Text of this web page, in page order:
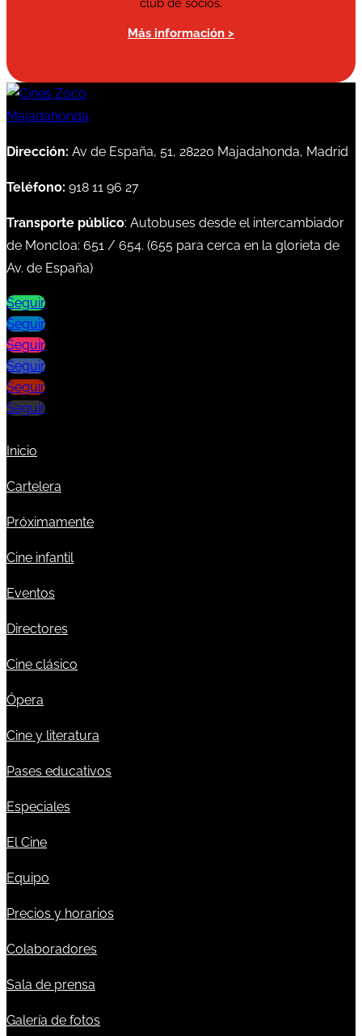
club de socios.
Más información >
Dirección: Av de España, 51, 28220 Majadahonda, Madrid
Teléfono: 918 11 96 27
Transporte público: Autobuses desde el intercambiador
de Moncloa: 651 / 654. (655 para cerca en la glorieta de
Av. de España)
Seguir
Seguir
Seguir
Seguir
Seguir
Seguir
Inicio
Cartelera
Próximamente
Cine infantil
Eventos
Directores
Cine clásico
Ópera
Cine y literatura
Pases educativos
Especiales
El Cine
Equipo
Precios y horarios
Colaboradores
Sala de prensa
Galería de fotos